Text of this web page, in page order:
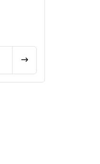
CALCULAR FRETE